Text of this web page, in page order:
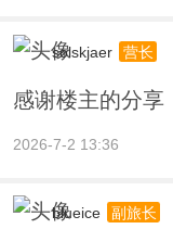
solskjaer 营长
感谢楼主的分享
2026-7-2 13:36
blueice 副旅长